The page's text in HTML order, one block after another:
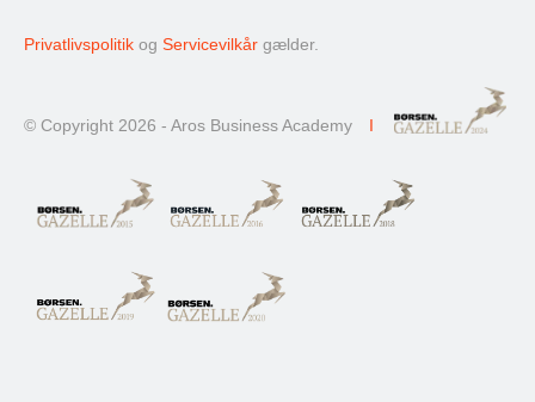
Privatlivspolitik og Servicevilkår gælder.
© Copyright 2026 - Aros Business Academy I